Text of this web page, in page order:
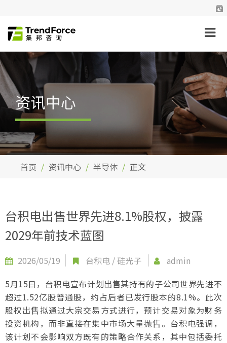
资讯中心
首页 资讯中心 半导体 正文
台积电出售世界先进8.1%股权，披露
2029年前技术蓝图
2026/05/19 台积电 / 硅光子
admin
5月15日，台积电宣布计划出售其持有的子公司世界先进不
超过1.52亿股普通股，约占后者已发行股本的8.1%。此次
股权出售拟通过大宗交易方式进行，预计交易对象为财务
投资机构，而非直接在集中市场大量抛售。台积电强调，
该计划不会影响双方既有的策略合作关系，其中包括委托